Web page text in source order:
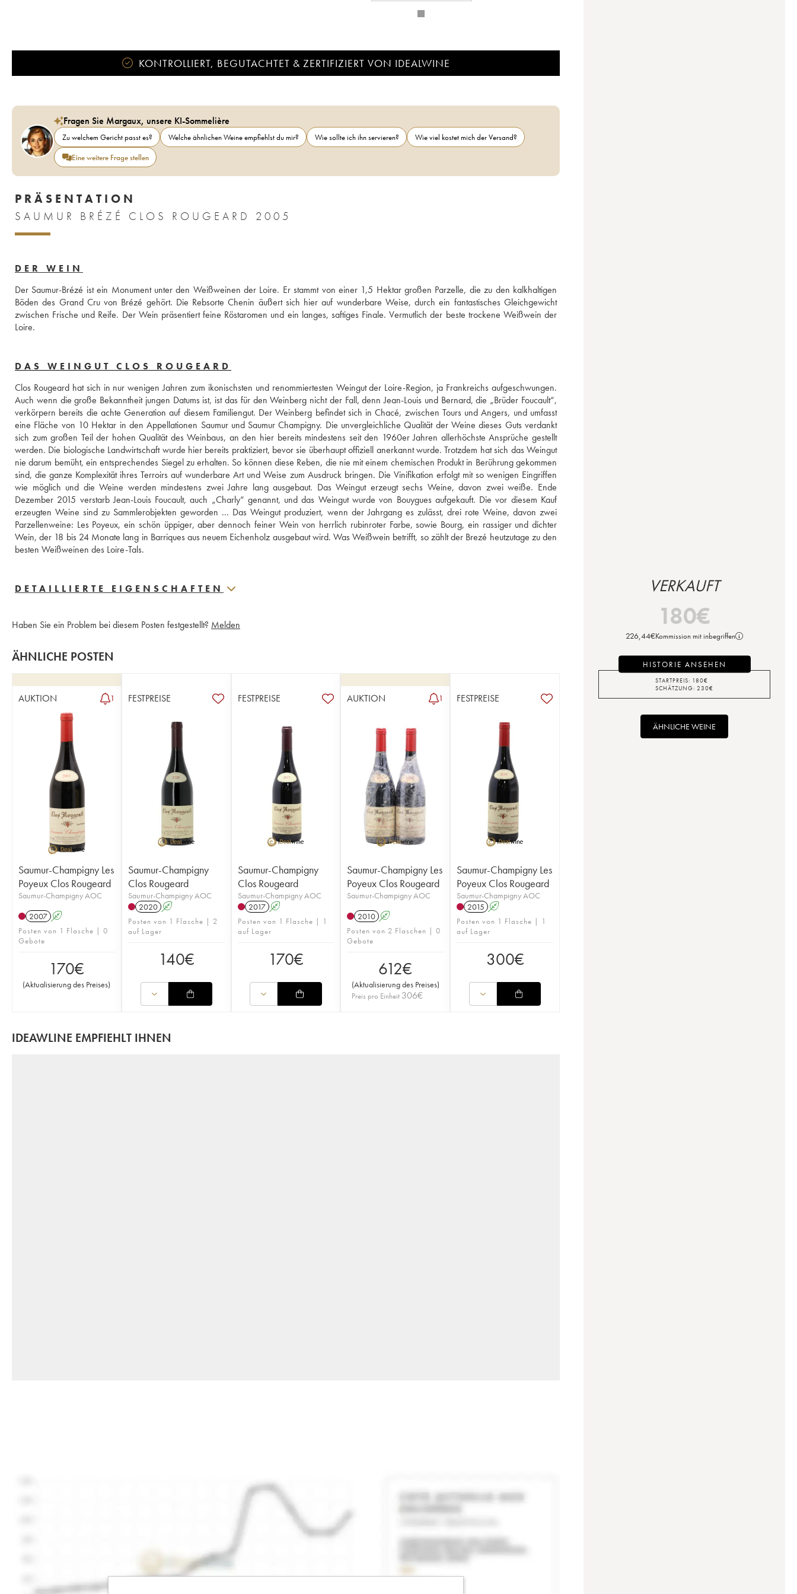
KONTROLLIERT, BEGUTACHTET & ZERTIFIZIERT VON IDEALWINE
Fragen Sie Margaux, unsere KI-Sommelière
Zu welchem Gericht passt es? Welche ähnlichen Weine empfiehlst du mir? Wie sollte ich ihn servieren?
Wie viel kostet mich der Versand?
Eine weitere Frage stellen
PRÄSENTATION
SAUMUR BRÉZÉ CLOS ROUGEARD 2005
DER WEIN
Der Saumur-Brézé ist ein Monument unter den Weißweinen der Loire. Er stammt von einer 1,5 Hektar großen Parzelle, die zu den kalkhaltigen
Böden des Grand Cru von Brézé gehört. Die Rebsorte Chenin äußert sich hier auf wunderbare Weise, durch ein fantastisches Gleichgewicht
zwischen Frische und Reife. Der Wein präsentiert feine Röstaromen und ein langes, saftiges Finale. Vermutlich der beste trockene Weißwein der
Loire.
DAS WEINGUT CLOS ROUGEARD
Clos Rougeard hat sich in nur wenigen Jahren zum ikonischsten und renommiertesten Weingut der Loire-Region, ja Frankreichs aufgeschwungen.
Auch wenn die große Bekanntheit jungen Datums ist, ist das für den Weinberg nicht der Fall, denn Jean-Louis und Bernard, die „Brüder Foucault“,
verkörpern bereits die achte Generation auf diesem Familiengut. Der Weinberg befindet sich in Chacé, zwischen Tours und Angers, und umfasst
eine Fläche von 10 Hektar in den Appellationen Saumur und Saumur Champigny. Die unvergleichliche Qualität der Weine dieses Guts verdankt
sich zum großen Teil der hohen Qualität des Weinbaus, an den hier bereits mindestens seit den 1960er Jahren allerhöchste Ansprüche gestellt
werden. Die biologische Landwirtschaft wurde hier bereits praktiziert, bevor sie überhaupt offiziell anerkannt wurde. Trotzdem hat sich das Weingut
nie darum bemüht, ein entsprechendes Siegel zu erhalten. So können diese Reben, die nie mit einem chemischen Produkt in Berührung gekommen
sind, die ganze Komplexität ihres Terroirs auf wunderbare Art und Weise zum Ausdruck bringen. Die Vinifikation erfolgt mit so wenigen Eingriffen
wie möglich und die Weine werden mindestens zwei Jahre lang ausgebaut. Das Weingut erzeugt sechs Weine, davon zwei weiße. Ende
Dezember 2015 verstarb Jean-Louis Foucault, auch „Charly“ genannt, und das Weingut wurde von Bouygues aufgekauft. Die vor diesem Kauf
erzeugten Weine sind zu Sammlerobjekten geworden ... Das Weingut produziert, wenn der Jahrgang es zulässt, drei rote Weine, davon zwei
Parzellenweine: Les Poyeux, ein schön üppiger, aber dennoch feiner Wein von herrlich rubinroter Farbe, sowie Bourg, ein rassiger und dichter
Wein, der 18 bis 24 Monate lang in Barriques aus neuem Eichenholz ausgebaut wird. Was Weißwein betrifft, so zählt der Brezé heutzutage zu den
besten Weißweinen des Loire-Tals.
DETAILLIERTE EIGENSCHAFTEN
Haben Sie ein Problem bei diesem Posten festgestellt? Melden
ÄHNLICHE POSTEN
AUKTION 1
Saumur-Champigny Les
Poyeux Clos Rougeard
Saumur-Champigny AOC
2007 A
Posten von 1 Flasche | 0
Gebote
170€
(Aktualisierung des Preises)
FESTPREISE
Saumur-Champigny
Clos Rougeard
Saumur-Champigny AOC
2020 A
Posten von 1 Flasche | 2
auf Lager
140€
FESTPREISE
Saumur-Champigny
Clos Rougeard
Saumur-Champigny AOC
2017 A
Posten von 1 Flasche | 1
auf Lager
170€
AUKTION 1
Saumur-Champigny Les
Poyeux Clos Rougeard
Saumur-Champigny AOC
2010 A
Posten von 2 Flaschen | 0
Gebote
612€
(Aktualisierung des Preises)
Preis pro Einheit 306€
FESTPREISE
Saumur-Champigny Les
Poyeux Clos Rougeard
Saumur-Champigny AOC
2015 A
Posten von 1 Flasche | 1
auf Lager
300€
IDEAWLINE EMPFIEHLT IHNEN
VERKAUFT
180€
226,44€Kommission mit inbegriffen
HISTORIE ANSEHEN
STARTPREIS: 180€
SCHÄTZUNG: 230€
ÄHNLICHE WEINE